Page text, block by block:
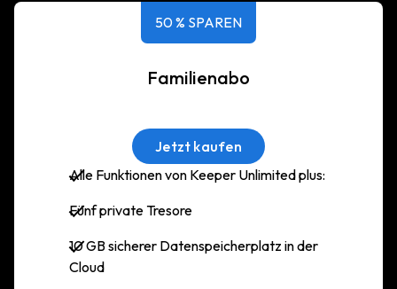
50 % SPAREN
Familienabo
Jetzt kaufen
Alle Funktionen von Keeper Unlimited plus:
Fünf private Tresore
10 GB sicherer Datenspeicherplatz in der
Cloud